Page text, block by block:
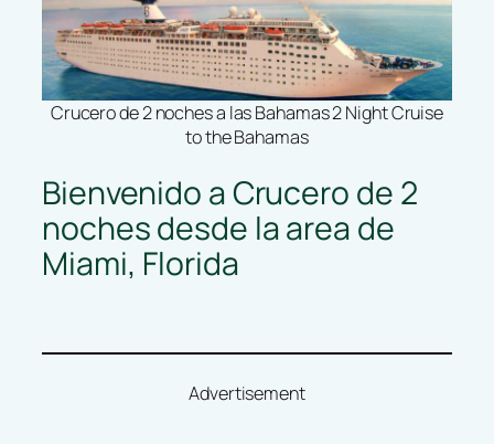
Crucero de 2 noches a las Bahamas 2 Night Cruise
to the Bahamas
Bienvenido a Crucero de 2
noches desde la area de
Miami, Florida
Advertisement